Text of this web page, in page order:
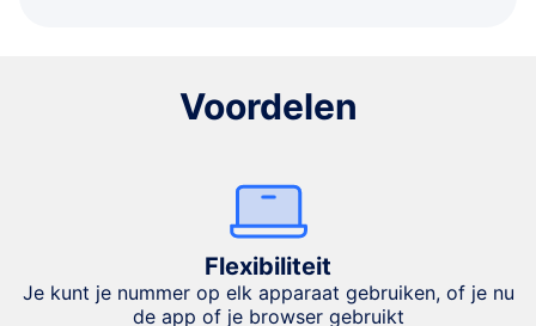
Voordelen
Flexibiliteit
Je kunt je nummer op elk apparaat gebruiken, of je nu
de app of je browser gebruikt